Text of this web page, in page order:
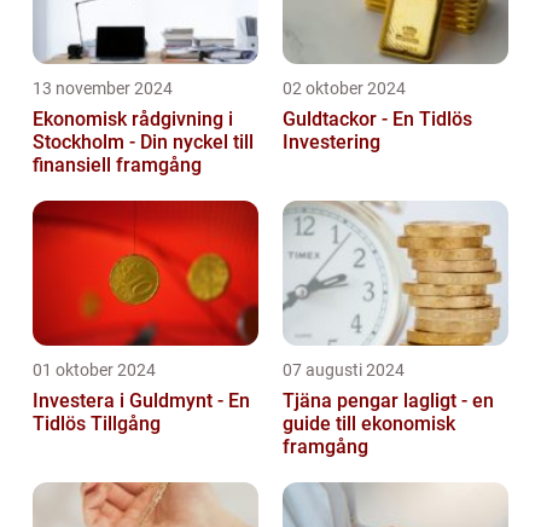
13 november 2024
Ekonomisk rådgivning i
Stockholm - Din nyckel till
finansiell framgång
02 oktober 2024
Guldtackor - En Tidlös
Investering
01 oktober 2024
Investera i Guldmynt - En
Tidlös Tillgång
07 augusti 2024
Tjäna pengar lagligt - en
guide till ekonomisk
framgång